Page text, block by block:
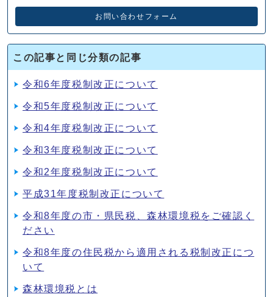
お問い合わせフォーム
この記事と同じ分類の記事
令和6年度税制改正について
令和5年度税制改正について
令和4年度税制改正について
令和3年度税制改正について
令和2年度税制改正について
平成31年度税制改正について
令和8年度の市・県民税、森林環境税をご確認く
ださい
令和8年度の住民税から適用される税制改正につ
いて
森林環境税とは